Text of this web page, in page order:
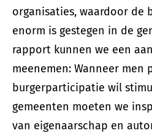
organisaties, waardoor de
enorm is gestegen in de
rapport kunnen we een
meenemen: Wanneer men
burgerparticipatie wil
gemeenten moeten we
van eigenaarschap en